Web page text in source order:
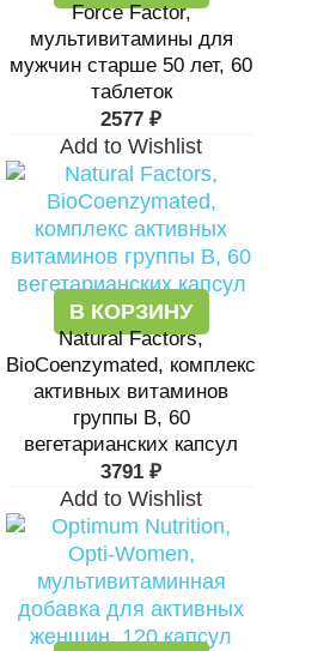
Force Factor,
мультивитамины для
мужчин старше 50 лет, 60
таблеток
2577 ₽
Add to Wishlist
В КОРЗИНУ
Natural Factors,
BioCoenzymated, комплекс
активных витаминов
группы B, 60
вегетарианских капсул
3791 ₽
Add to Wishlist